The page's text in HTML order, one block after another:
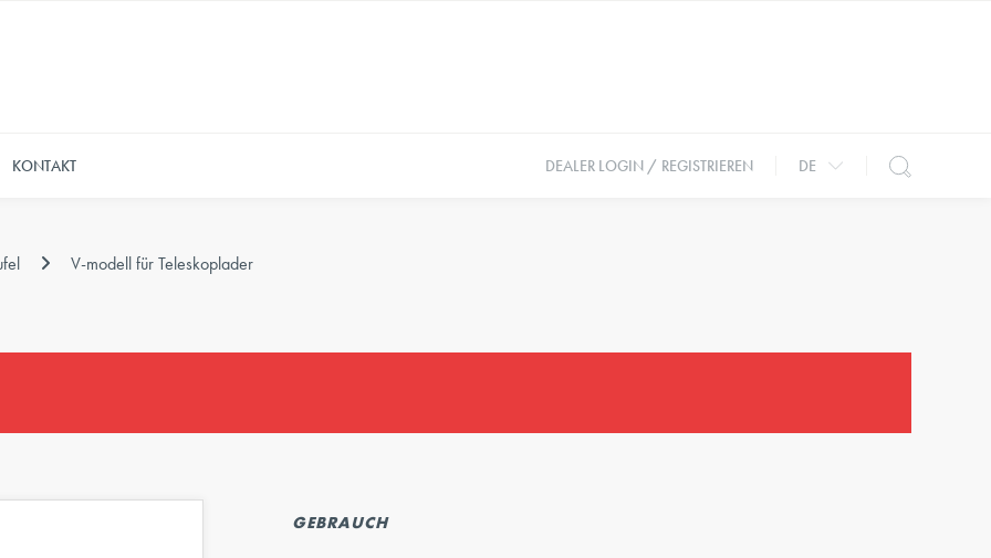
KONTAKT DEALER LOGIN / REGISTRIEREN DE
V-modell für Teleskoplader
GEBRAUCH